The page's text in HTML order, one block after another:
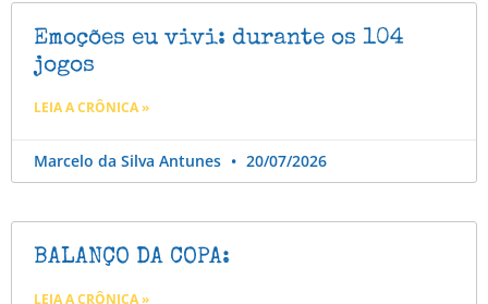
Emoções eu vivi: durante os 104
jogos
LEIA A CRÔNICA »
Marcelo da Silva Antunes 20/07/2026
BALANÇO DA COPA:
LEIA A CRÔNICA »